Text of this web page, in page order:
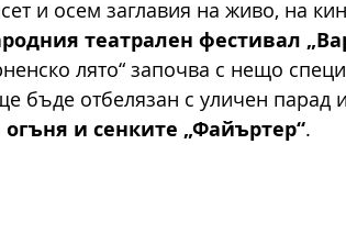
и осем заглавия на живо, на
театрален фестивал
лято“ започва с нещо
бъде отбелязан с уличен парад
и сенките „Файъртер“.